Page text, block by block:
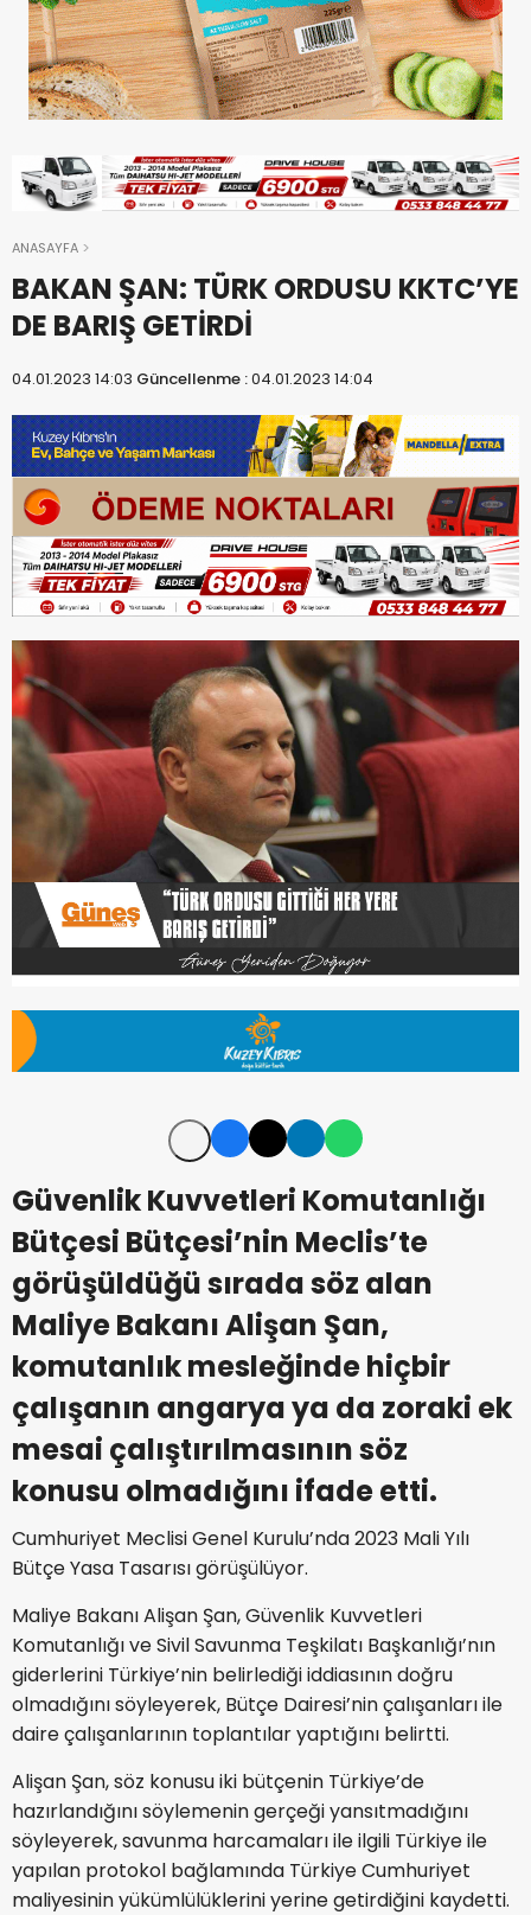
ANASAYFA
BAKAN ŞAN: TÜRK ORDUSU KKTC’YE
DE BARIŞ GETİRDİ
04.01.2023 14:03 Güncellenme :04.01.2023 14:04
Güvenlik Kuvvetleri Komutanlığı
Bütçesi Bütçesi’nin Meclis’te
görüşüldüğü sırada söz alan
Maliye Bakanı Alişan Şan,
komutanlık mesleğinde hiçbir
çalışanın angarya ya da zoraki ek
mesai çalıştırılmasının söz
konusu olmadığını ifade etti.
Cumhuriyet Meclisi Genel Kurulu’nda 2023 Mali Yılı
Bütçe Yasa Tasarısı görüşülüyor.
Maliye BakanıAlişan Şan, Güvenlik Kuvvetleri
Komutanlığı ve Sivil Savunma Teşkilatı Başkanlığı’nın
giderlerini Türkiye’nin belirlediği iddiasının doğru
olmadığını söyleyerek, Bütçe Dairesi’nin çalışanları ile
daire çalışanlarının toplantılar yaptığını belirtti.
Alişan Şan, söz konusu iki bütçenin Türkiye’de
hazırlandığını söylemenin gerçeği yansıtmadığını
söyleyerek, savunma harcamaları ile ilgili Türkiye ile
yapılan protokol bağlamında Türkiye Cumhuriyet
maliyesinin yükümlülüklerini yerine getirdiğini kaydetti.